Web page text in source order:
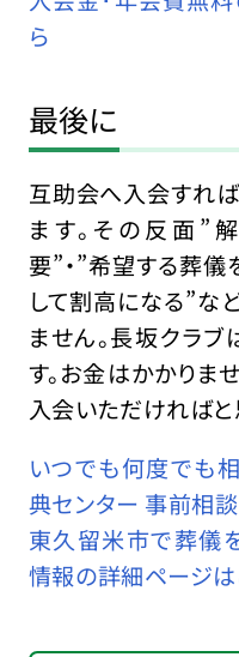
ら
最後に
互助会へ入会すれ
ます。その反面”
要”・”希望する葬
して割高になる”な
ません。長坂クラ
す。お金はかかりま
入会いただければと
いつでも何度でも
典センター 事前相
東久留米市で葬儀
情報の詳細ページは